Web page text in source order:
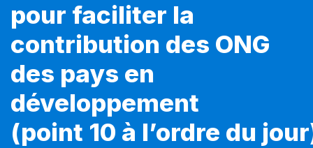
pour faciliter la
contribution des ONG
des pays en
développement
(point 10 à l’ordre du